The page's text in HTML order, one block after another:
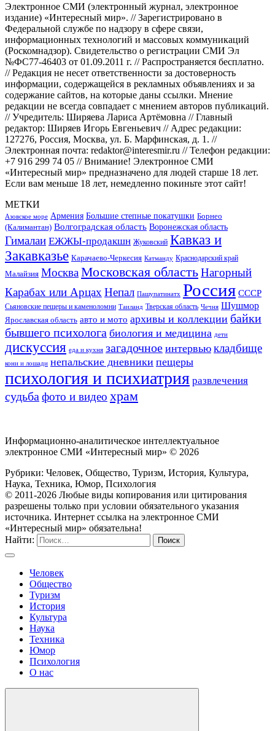
Электронное СМИ (электронный журнал, электронное
издание) «Интересный мир». // Зарегистрировано в
Федеральной службе по надзору в сфере связи,
информационных технологий и массовых коммуникаций
(Роскомнадзор). Свидетельство о регистрации СМИ Эл
№ФС77-46403 от 01.09.2011 г. // Распространяется бесплатно.
// Редакция не несет ответственности за достоверность
информации, содержащейся в рекламных объявлениях и за
содержание сайтов, на которые даны ссылки. Мнение
редакции не всегда совпадает с мнением авторов публикаций.
// Учредитель: Ширяева Лариса Артёмовна // Главный
редактор: Ширяев Игорь Евгеньевич // Адрес редакции:
127276, Россия, Москва, ул. Б. Марфинская, д. 1. //
Электронная почта: redaktor@interesmir.ru // Телефон редакции:
+7 916 299 74 05 // Внимание! Электронное СМИ
«Интересный мир» предназначено для людей старше 18 лет.
Если вам меньше 18 лет, немедленно покиньте этот сайт!
МЕТКИ
Азовское море Армения Большие степные покатушки Борнео
(Калимантан) Волгоградская область Воронежская область
Гималаи ЕЖЖЫ-продакшн Жуковский Кавказ и
Закавказье Карачаево-Черкесия Катманду Краснодарский край
Малайзия МоскваМосковская областьНагорный
Карабах или Арцах Непал Пашупатинатх Россия СССР
Сьяновские пещеры и каменоломни Таиланд Тверская область Чечня Шушмор
Ярославская область авто и мото архивы и коллекции байки
бывшего психолога биология и медицина дети
дискуссия еда и кухня загадочное интервью кладбище
кони и лошади непальские дневники пещеры
психология и психиатрия развлечения
судьба фото и видео храм
Информационно-аналитическое интеллектуальное
электронное СМИ «Интересный мир» © 2026
Рубрики: Человек, Общество, Туризм, История, Культура,
Наука, Техника, Юмор, Психология
© 2011-2026 Любые виды копирования или цитирования
разрешены только при условии обязательного указания
источника. Интернет ссылка на электронное СМИ
«Интересный мир» обязательна!
Найти:
Человек
Общество
Туризм
История
Культура
Наука
Техника
Юмор
Психология
О нас